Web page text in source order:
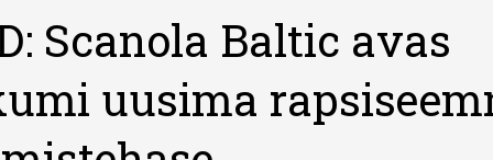
Scanola Baltic avas
uusima